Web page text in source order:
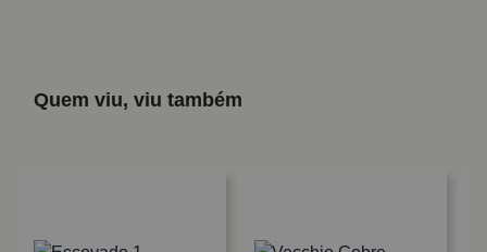
Quem viu, viu também